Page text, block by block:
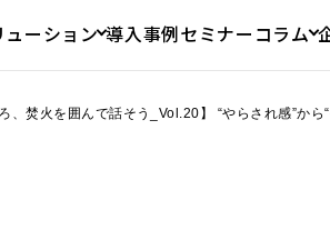
ューション 導入事例セミナー コラム
、焚火を囲んで話そう_Vol.20】 “やらされ感”か